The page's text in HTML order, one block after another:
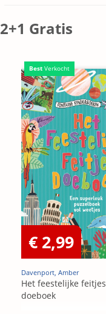
2+1 Gratis
Best Verkocht
€ 2,99
Davenport, Amber
Het feestelijke feitjes
doeboek